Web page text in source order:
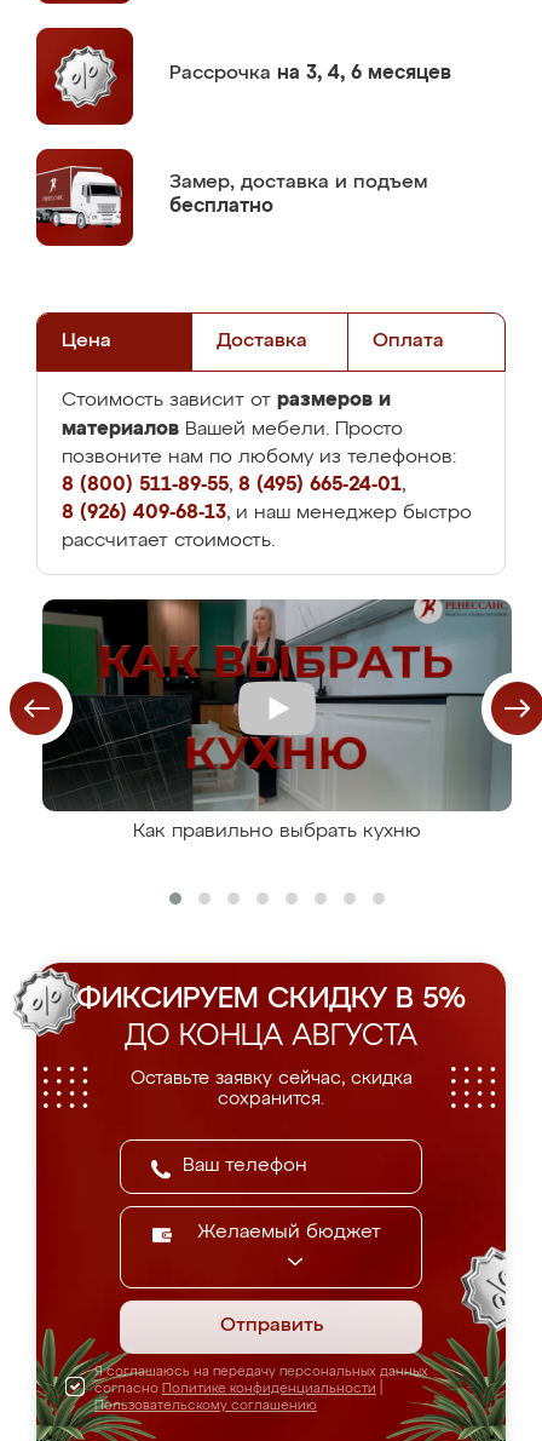
Рассрочка на 3, 4, 6 месяцев
Замер, доставка и подъем
бесплатно
Цена Доставка Оплата
Стоимость зависит от размеров и
материалов Вашей мебели. Просто
позвоните нам по любому из телефонов:
8 (800) 511-89-55, 8 (495) 665-24-01,
8 (926) 409-68-13, и наш менеджер быстро
рассчитает стоимость.
Как правильно выбрать кухню
ФИКСИРУЕМ СКИДКУ В 5%
ДО КОНЦА АВГУСТА
Оставьте заявку сейчас, скидка
сохранится.
Желаемый бюджет
Отправить
Я соглашаюсь на передачу персональных данных
согласно Политике конфиденциальности
Пользовательскому соглашению